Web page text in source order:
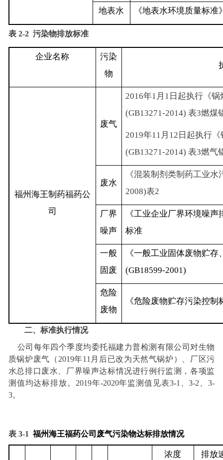
地表水 《地表水环境质量标准
表 2‑2 污染物排放标准
企业名称
污染
物
福州海王制药福药公
司
废气
2016年1 月 1 日起执行《
(GB13271-2014) 表3燃煤
2019年11 月 12 日起执行
(GB13271-2014) 表3燃气
废水
《混装制剂类制药工业
2008)表2
厂界
噪声
《工业企业厂界环境噪声
标准
一般
固废
《一般工业固体废物贮
(GB18599-2001)
危险
废物
《危险废物贮存污染控制
二、标准执行情况
公司每年四个季度均委托福建力普检测有限公司对生物
质锅炉废气（2019年11月后已改为天然气锅炉）、厂区污
水总排口废水、厂界噪声达标情况进行例行监测，各项监
测值均达标排放。 2019年-2020年监测值见表3-1 、3-2、3-
3。
表3‑1福州海王福药公司废气污染物达标排放情况
浓度
排放